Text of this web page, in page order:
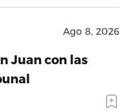
Ago 8, 2026
Juan con las